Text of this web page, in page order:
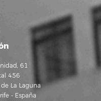
61
456
La Laguna
- España